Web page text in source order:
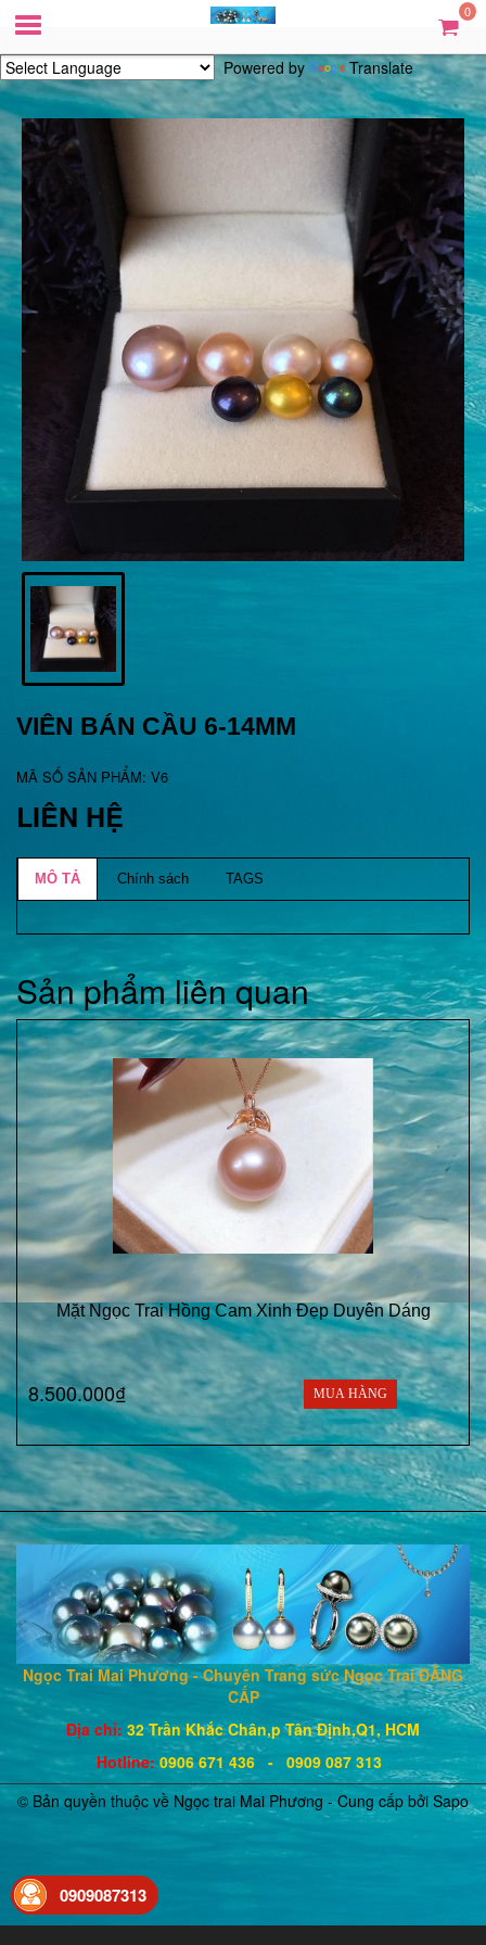
0
Powered by Translate
VIÊN BÁN CẦU 6-14MM
MÃ SỐ SẢN PHẨM: V6
LIÊN HỆ
MÔ TẢ Chính sách TAGS
Sản phẩm liên quan
Mặt Ngọc Trai Hồng Cam Xinh Đẹp Duyên Dáng
8.500.000₫ MUA HÀNG
Ngọc Trai Mai Phương - Chuyên Trang sức Ngọc Trai ĐẲNG
CẤP
Địa chỉ: 32 Trần Khắc Chân,p Tân Định,Q1, HCM
Hotline: 0906 671 436 - 0909 087 313
© Bản quyền thuộc về Ngọc trai Mai Phương - Cung cấp bởi Sapo
0909087313